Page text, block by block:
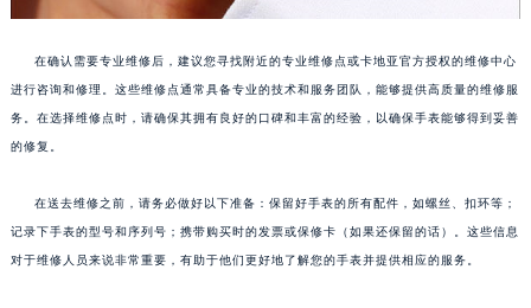
在确认需要专业维修后，建议您寻找附近的专业维修点或卡地亚官方授权的维修中心
进行咨询和修理。这些维修点通常具备专业的技术和服务团队，能够提供高质量的维修服
务。在选择维修点时，请确保其拥有良好的口碑和丰富的经验，以确保手表能够得到妥善
的修复。
在送去维修之前，请务必做好以下准备：保留好手表的所有配件，如螺丝、扣环等；
记录下手表的型号和序列号；携带购买时的发票或保修卡（如果还保留的话）。这些信息
对于维修人员来说非常重要，有助于他们更好地了解您的手表并提供相应的服务。